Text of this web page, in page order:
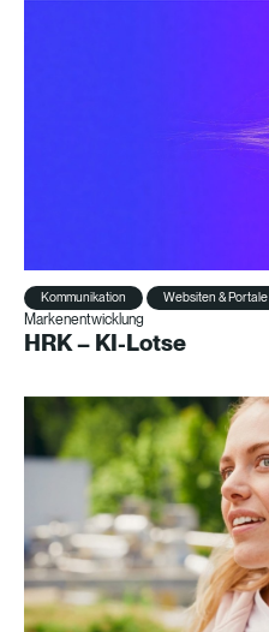
Kommunikation Websiten & Portale
Markenentwicklung
HRK – KI-Lotse